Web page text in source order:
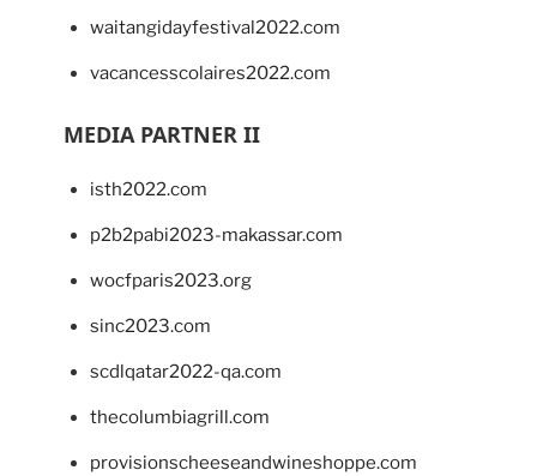
waitangidayfestival2022.com
vacancesscolaires2022.com
MEDIA PARTNER II
isth2022.com
p2b2pabi2023-makassar.com
wocfparis2023.org
sinc2023.com
scdlqatar2022-qa.com
thecolumbiagrill.com
provisionscheeseandwineshoppe.com